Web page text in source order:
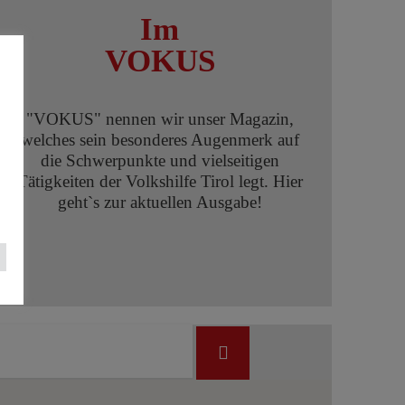
Im
VOKUS
"VOKUS" nennen wir unser Magazin,
welches sein besonderes Augenmerk auf
die Schwerpunkte und vielseitigen
Tätigkeiten der Volkshilfe Tirol legt. Hier
geht`s zur aktuellen Ausgabe!